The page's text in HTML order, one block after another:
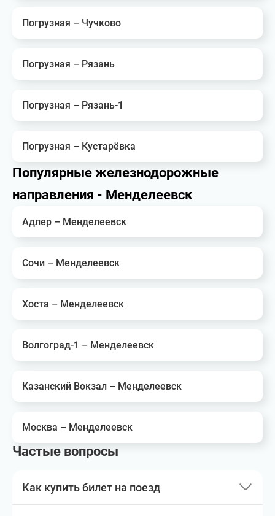
Погрузная – Чучково
Погрузная – Рязань
Погрузная – Рязань-1
Погрузная – Кустарёвка
Популярные железнодорожные
направления - Менделеевск
Адлер – Менделеевск
Сочи – Менделеевск
Хоста – Менделеевск
Волгоград-1 – Менделеевск
Казанский Вокзал – Менделеевск
Москва – Менделеевск
Частые вопросы
Как купить билет на поезд